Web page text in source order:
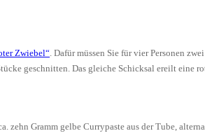
Zwiebel“ . Dafür müssen Sie für vier Personen
geschnitten. Das gleiche Schicksal ereilt
Gramm gelbe Currypaste aus der Tube,